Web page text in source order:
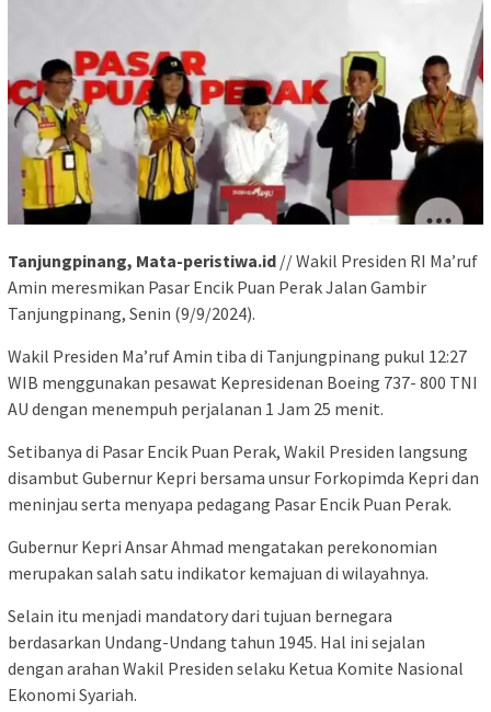
Tanjungpinang, Mata-peristiwa.id // Wakil Presiden RI Ma’ruf
Amin meresmikan Pasar Encik Puan Perak Jalan Gambir
Tanjungpinang, Senin (9/9/2024).
Wakil Presiden Ma’ruf Amin tiba di Tanjungpinang pukul 12:27
WIB menggunakan pesawat Kepresidenan Boeing 737- 800 TNI
AU dengan menempuh perjalanan 1 Jam 25 menit.
Setibanya di Pasar Encik Puan Perak, Wakil Presiden langsung
disambut Gubernur Kepri bersama unsur Forkopimda Kepri dan
meninjau serta menyapa pedagang Pasar Encik Puan Perak.
Gubernur Kepri Ansar Ahmad mengatakan perekonomian
merupakan salah satu indikator kemajuan di wilayahnya.
Selain itu menjadi mandatory dari tujuan bernegara
berdasarkan Undang-Undang tahun 1945. Hal ini sejalan
dengan arahan Wakil Presiden selaku Ketua Komite Nasional
Ekonomi Syariah.